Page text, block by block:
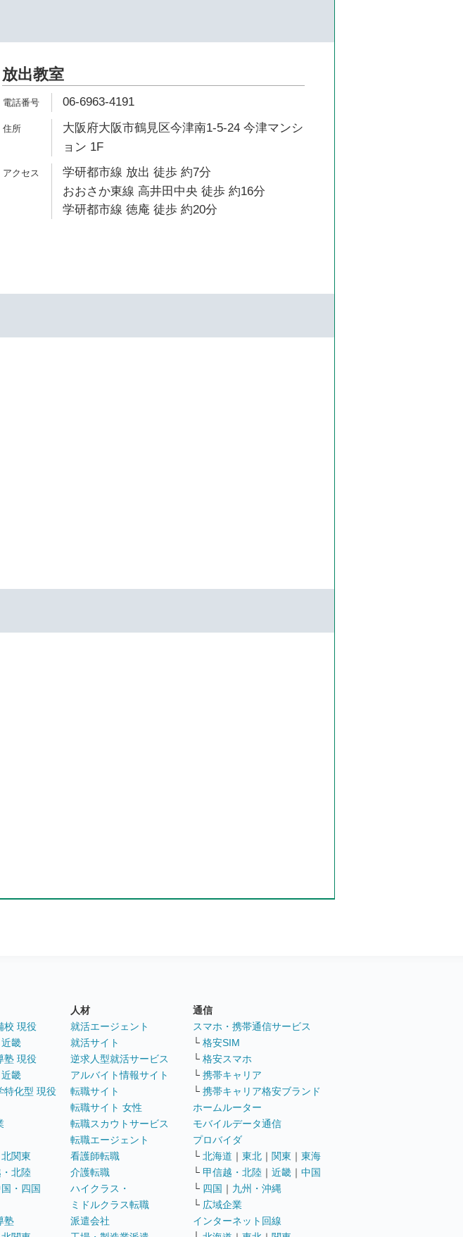
放出教室
06-6963-4191
大阪府大阪市鶴見区今津南1-5-24 今津マンシ
ョン 1F
学研都市線 放出 徒歩 約7分
おおさか東線 高井田中央 徒歩 約16分
学研都市線 徳庵 徒歩 約20分
校 現役
近畿
塾 現役
近畿
特化型 現役
北関東
北陸
・四国
塾
人材
就活エージェント
就活サイト
逆求人型就活サービス
アルバイト情報サイト
転職サイト
転職サイト 女性
転職スカウトサービス
転職エージェント
看護師転職
介護転職
ハイクラス・
ミドルクラス転職
派遣会社
通信
スマホ・携帯通信サービス
└ 格安SIM
└ 格安スマホ
└ 携帯キャリア
└ 携帯キャリア格安ブランド
ホームルーター
モバイルデータ通信
プロバイダ
└ 北海道 ｜ 東北 ｜ 関東 ｜ 東海
└ 甲信越・北陸 ｜ 近畿 ｜ 中国
└ 四国 ｜ 九州・沖縄
└ 広域企業
インターネット回線